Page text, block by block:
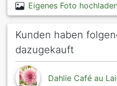
Eigenes Foto
Kunden haben
dazugekauft
Dahlie Café au